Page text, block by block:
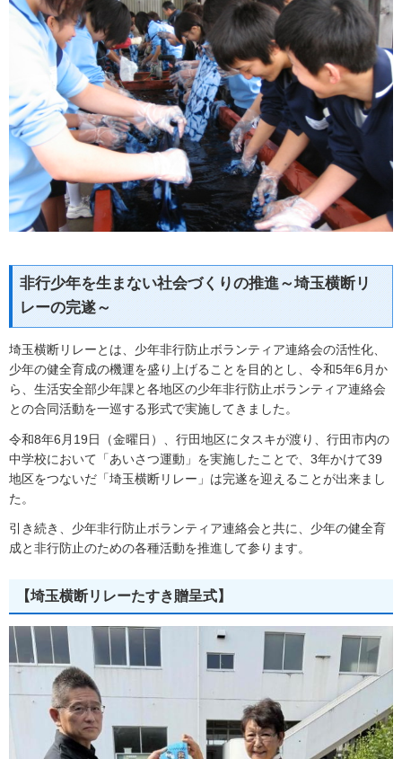
非行少年を生まない社会づくりの推進～埼玉横断リ
レーの完遂～
埼玉横断リレーとは、少年非行防止ボランティア連絡会の活性化、
少年の健全育成の機運を盛り上げることを目的とし、令和5年6月か
ら、生活安全部少年課と各地区の少年非行防止ボランティア連絡会
との合同活動を一巡する形式で実施してきました。
令和8年6月19日（金曜日）、行田地区にタスキが渡り、行田市内の
中学校において「あいさつ運動」を実施したことで、3年かけて39
地区をつないだ「埼玉横断リレー」は完遂を迎えることが出来まし
た。
引き続き、少年非行防止ボランティア連絡会と共に、少年の健全育
成と非行防止のための各種活動を推進して参ります。
【埼玉横断リレーたすき贈呈式】